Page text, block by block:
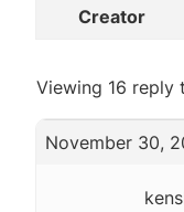
Creator
Viewing 16 reply
November 30,